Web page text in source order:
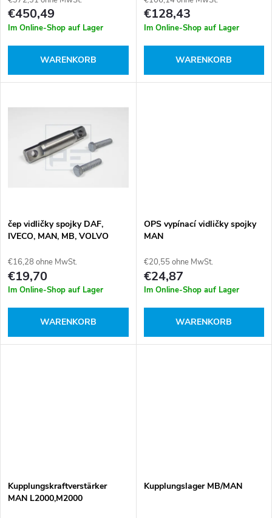
o
t
u
n
g
e
r
P
r
k
t
e
€450,49
Im Online-Shop auf Lager
WARENKORB
€128,43
Im Online-Shop auf Lager
WARENKORB
čep vidličky spojky DAF,
IVECO, MAN, MB, VOLVO
€16,28 ohne MwSt.
€19,70
Im Online-Shop auf Lager
WARENKORB
OPS vypínací vidličky spojky
MAN
€20,55 ohne MwSt.
€24,87
Im Online-Shop auf Lager
WARENKORB
Kupplungskraftverstärker
MAN L2000,M2000
Kupplungslager MB/MAN